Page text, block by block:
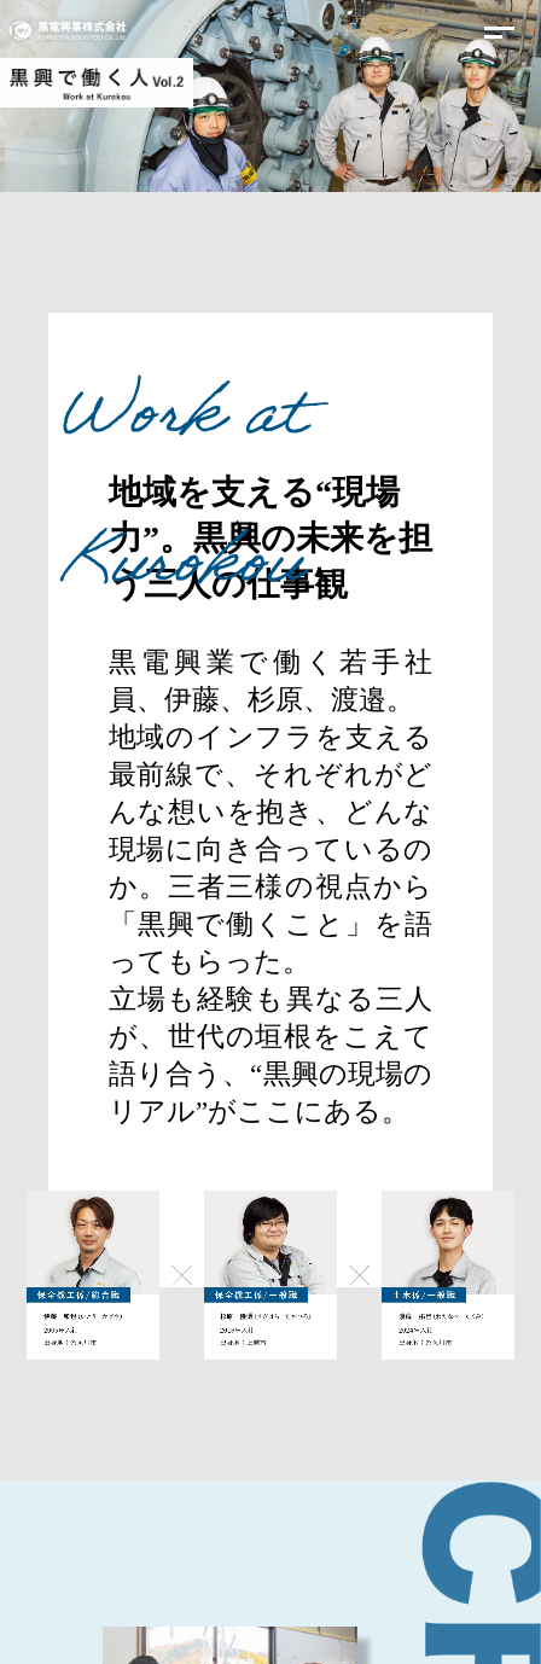
Work at
Kurokou
地域を支える“現場
力”。 黒興の未来を担
う三人の仕事観
黒電興業で働く若手社
員、伊藤、杉原、渡邉。
地域のインフラを支える
最前線で、それぞれがど
んな想いを抱き、どんな
現場に向き合っているの
か。三者三様の視点から
「黒興で働くこと」を語
ってもらった。
立場も経験も異なる三人
が、世代の垣根をこえて
語り合う、“黒興の現場の
リアル”がここにある。